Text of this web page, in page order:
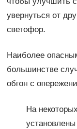
увернуться от
светофор.
Наиболее
большинстве
обгон с
На